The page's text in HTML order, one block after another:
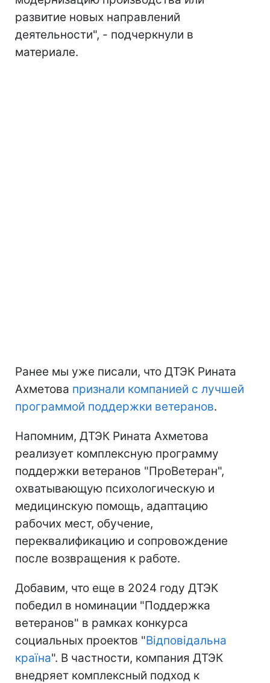
развитие новых направлений
деятельности", - подчеркнули в
материале.
Ранее мы уже писали, что ДТЭК Рината
Ахметова признали компанией с лучшей
программой поддержки ветеранов.
Напомним, ДТЭК Рината Ахметова
реализует комплексную программу
поддержки ветеранов "ПроВетеран",
охватывающую психологическую и
медицинскую помощь, адаптацию
рабочих мест, обучение,
переквалификацию и сопровождение
после возвращения к работе.
Добавим, что еще в 2024 году ДТЭК
победил в номинации "Поддержка
ветеранов" в рамках конкурса
социальных проектов "Відповідальна
країна". В частности, компания ДТЭК
внедряет комплексный подход к